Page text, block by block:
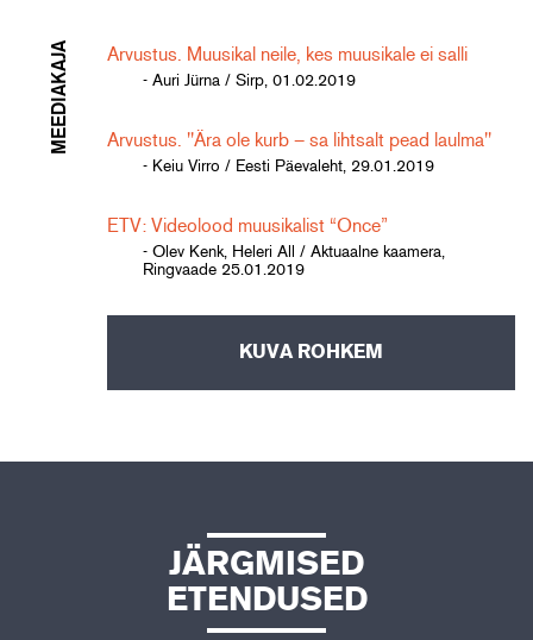
MEEDIAKAJA Arvustus. Muusikal neile, kes muusikale ei salli
- Auri Jürna / Sirp, 01.02.2019
Arvustus. "Ära ole kurb – sa lihtsalt pead laulma"
- Keiu Virro / Eesti Päevaleht, 29.01.2019
ETV: Videolood muusikalist “Once”
- Olev Kenk, Heleri All / Aktuaalne kaamera,
Ringvaade 25.01.2019
KUVA ROHKEM
JÄRGMISED
ETENDUSED